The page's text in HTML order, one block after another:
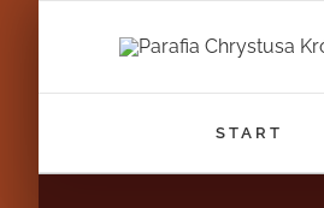
START